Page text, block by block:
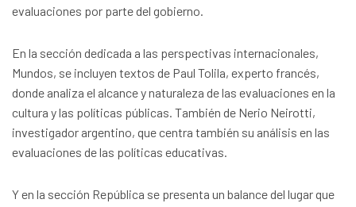
evaluaciones por parte del gobierno.
En la sección dedicada a las perspectivas internacionales,
Mundos, se incluyen textos de Paul Tolila, experto francés,
donde analiza el alcance y naturaleza de las evaluaciones en la
cultura y las políticas públicas. También de Nerio Neirotti,
investigador argentino, que centra también su análisis en las
evaluaciones de las políticas educativas.
Y en la sección República se presenta un balance del lugar que